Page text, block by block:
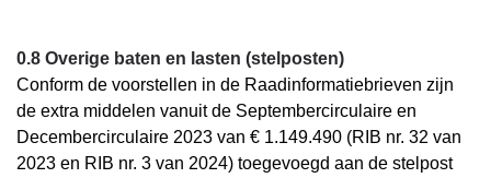
0.8 Overige baten en lasten (stelposten)
Conform de voorstellen in de Raadinformatiebrieven zijn
de extra middelen vanuit de Septembercirculaire en
Decembercirculaire 2023 van € 1.149.490 (RIB nr. 32 van
2023 en RIB nr. 3 van 2024) toegevoegd aan de stelpost